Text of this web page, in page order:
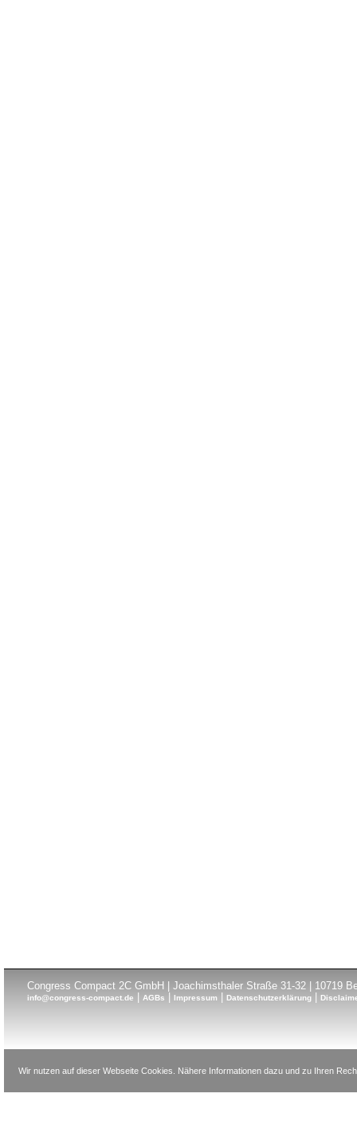
Congress Compact 2C GmbH | Joachimsthaler Straße 31-32 | 10719
info@congress-compact.de |AGBs |Impressum |Datenschutzerklärung |
Wir nutzen auf dieser Webseite Cookies. Nähere Informationen dazu und zu Ihren